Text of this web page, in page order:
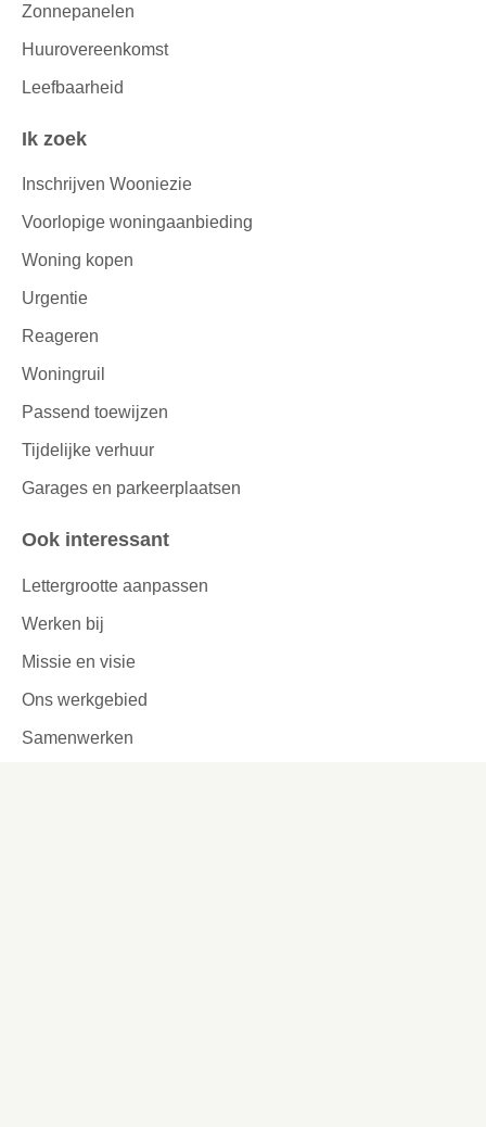
Zonnepanelen
Huurovereenkomst
Leefbaarheid
Ik zoek
Inschrijven Wooniezie
Voorlopige woningaanbieding
Woning kopen
Urgentie
Reageren
Woningruil
Passend toewijzen
Tijdelijke verhuur
Garages en parkeerplaatsen
Ook interessant
Lettergrootte aanpassen
Werken bij
Missie en visie
Ons werkgebied
Samenwerken